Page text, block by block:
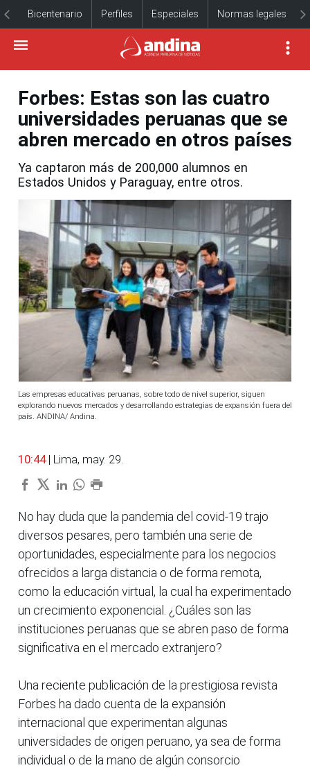
Bicentenario Perfiles Especiales Normas legales
Forbes: Estas son las cuatro
universidades peruanas que se
abren mercado en otros países
Ya captaron más de 200,000 alumnos en
Estados Unidos y Paraguay, entre otros.
Las empresas educativas peruanas, sobre todo de nivel superior, siguen
explorando nuevos mercados y desarrollando estrategias de expansión fuera del
país. ANDINA/ Andina.
10:44 | Lima, may. 29.
No hay duda que la pandemia del covid-19 trajo
diversos pesares, pero también una serie de
oportunidades, especialmente para los negocios
ofrecidos a larga distancia o de forma remota,
como la educación virtual, la cual ha experimentado
un crecimiento exponencial. ¿Cuáles son las
instituciones peruanas que se abren paso de forma
significativa en el mercado extranjero?
Una reciente publicación de la prestigiosa revista
Forbes ha dado cuenta de la expansión
internacional que experimentan algunas
universidades de origen peruano, ya sea de forma
individual o de la mano de algún consorcio